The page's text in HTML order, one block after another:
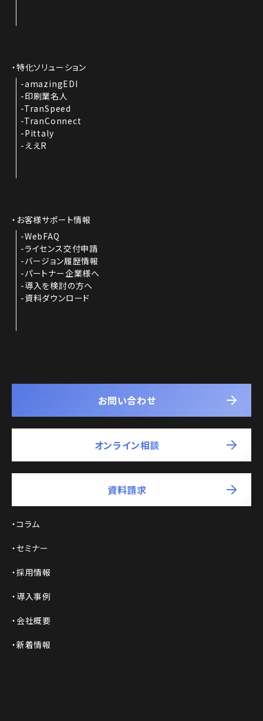
特化ソリューション
amazingEDI
印刷業名人
TranSpeed
TranConnect
Pittaly
ええR
お客様サポート情報
WebFAQ
ライセンス交付申請
バージョン履歴情報
パートナー企業様へ
導入を検討の方へ
資料ダウンロード
お問い合わせ
オンライン相談
資料請求
コラム
セミナー
採用情報
導入事例
会社概要
新着情報